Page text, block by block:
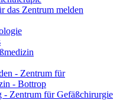
das Zentrum melden
- Zentrum für
- Bottrop
- Zentrum für Gefäßchirurgie